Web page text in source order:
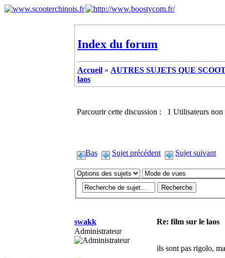
Index du forum
Accueil » AUTRES SUJETS QUE
laos
Parcourir cette discussion : 1 Utilisateurs non
Bas Sujet précédent Sujet suivant
swakk
Re: film sur le laos
Administrateur
ils sont pas rigolo,